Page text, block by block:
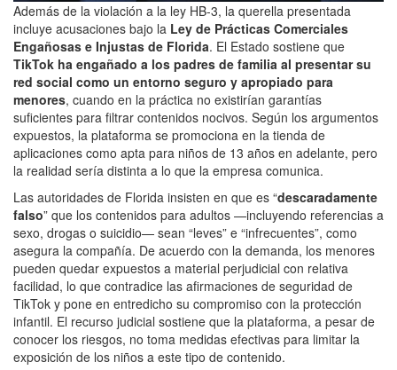
Además de la violación a la ley HB-3, la querella presentada
incluye acusaciones bajo la Ley de Prácticas Comerciales
Engañosas e Injustas de Florida. El Estado sostiene que
TikTok ha engañado a los padres de familia al presentar su
red social como un entorno seguro y apropiado para
menores, cuando en la práctica no existirían garantías
suficientes para filtrar contenidos nocivos. Según los argumentos
expuestos, la plataforma se promociona en la tienda de
aplicaciones como apta para niños de 13 años en adelante, pero
la realidad sería distinta a lo que la empresa comunica.
Las autoridades de Florida insisten en que es “descaradamente
falso” que los contenidos para adultos —incluyendo referencias a
sexo, drogas o suicidio— sean “leves” e “infrecuentes”, como
asegura la compañía. De acuerdo con la demanda, los menores
pueden quedar expuestos a material perjudicial con relativa
facilidad, lo que contradice las afirmaciones de seguridad de
TikTok y pone en entredicho su compromiso con la protección
infantil. El recurso judicial sostiene que la plataforma, a pesar de
conocer los riesgos, no toma medidas efectivas para limitar la
exposición de los niños a este tipo de contenido.